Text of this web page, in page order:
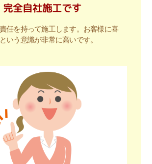
完全自社施工です
任を持って施工します。お客様に喜
いう意識が非常に高いです。